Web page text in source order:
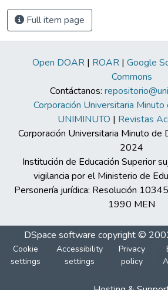
Full item page
Open DOAR | ROAR | Google
Commons
Contáctanos:
Corporación Universitaria Minuto
UNIMINUTO | Revistas
Corporación Universitaria Minuto de
2024
Institución de Educación Superior
vigilancia por el Ministerio de
Personería jurídica: Resolución
1990 MEN
DSpace software copyright ©
Cookie
settings
Accessibility
settings
Privacy
policy